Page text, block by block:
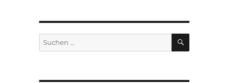
Suchen
nach:
SUCHEN